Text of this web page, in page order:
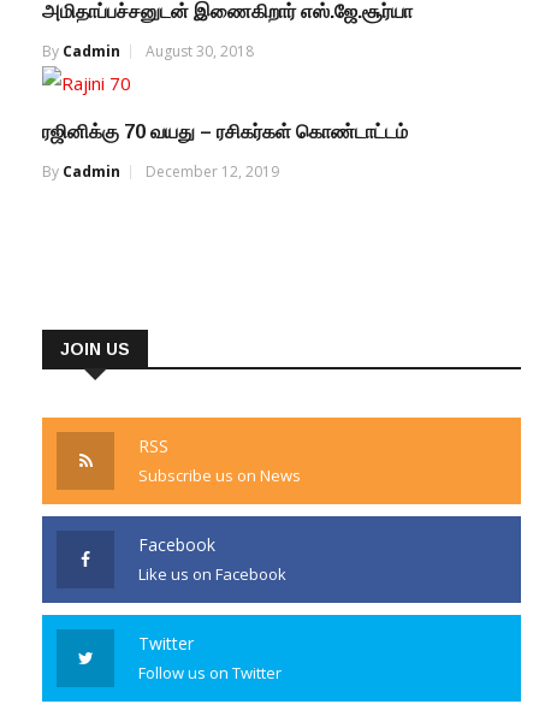
அமிதாப்பச்சனுடன் இணைகிறார் எஸ்.ஜே.சூர்யா
By Cadmin August 30, 2018
ரஜினிக்கு 70 வயது – ரசிகர்கள் கொண்டாட்டம்
By Cadmin December 12, 2019
JOIN US
RSS
Subscribe us on News
Facebook
Like us on Facebook
Twitter
Follow us on Twitter